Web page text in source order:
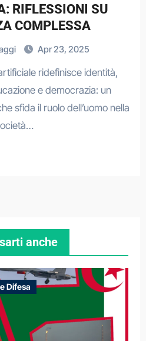
RIFLESSIONI SU
COMPLESSA
Apr 23, 2025
ridefinisce identità,
e democrazia: un
sfida il ruolo dell’uomo nella
anche
Difesa